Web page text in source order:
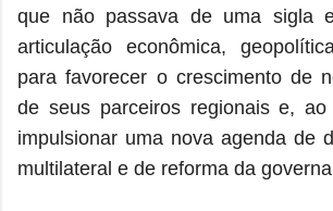
que não passava de uma sigla
articulação econômica,
para favorecer o crescimento de
de seus parceiros regionais e, ao
impulsionar uma nova agenda de
multilateral e de reforma da